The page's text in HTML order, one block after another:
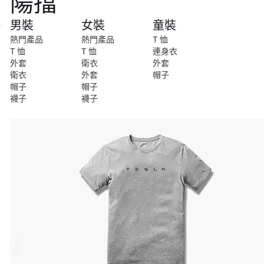
男裝
熱門產品
T 恤
外套
衛衣
帽子
襪子
女裝
熱門產品
T 恤
衛衣
外套
帽子
襪子
童裝
T 恤
連身衣
外套
帽子